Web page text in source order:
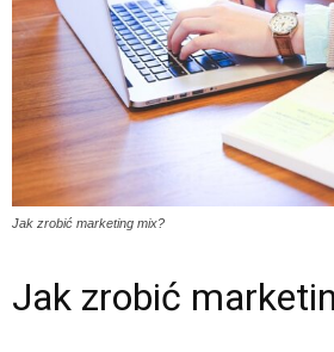
Jak zrobić marketing mix?
Jak zrobić